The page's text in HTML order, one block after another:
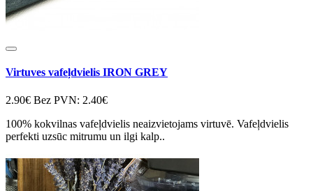
Virtuves vafeļdvielis IRON GREY
2.90€ Bez PVN: 2.40€
100% kokvilnas vafeļdvielis neaizvietojams virtuvē. Vafeļdvielis
perfekti uzsūc mitrumu un ilgi kalp..